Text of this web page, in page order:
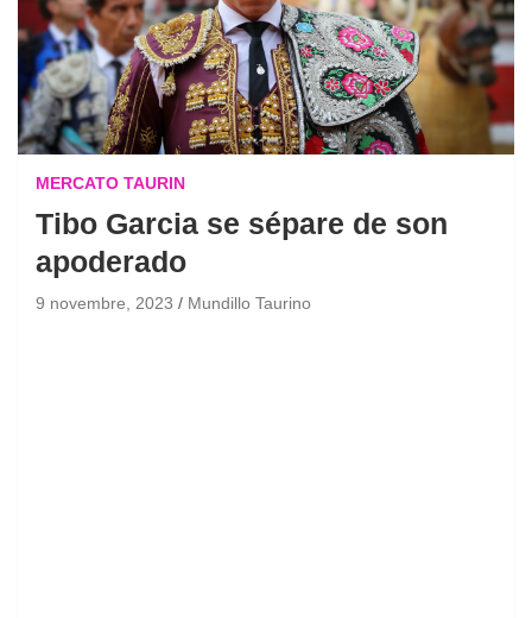
MERCATO TAURIN
Tibo Garcia se sépare de son
apoderado
9 novembre, 2023 Mundillo Taurino